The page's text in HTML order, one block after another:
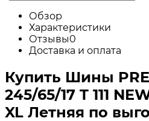
Обзор
Характеристики
Отзывы0
Доставка и оплата
Купить Шины
245/65/17 T 111
XL Летняя по